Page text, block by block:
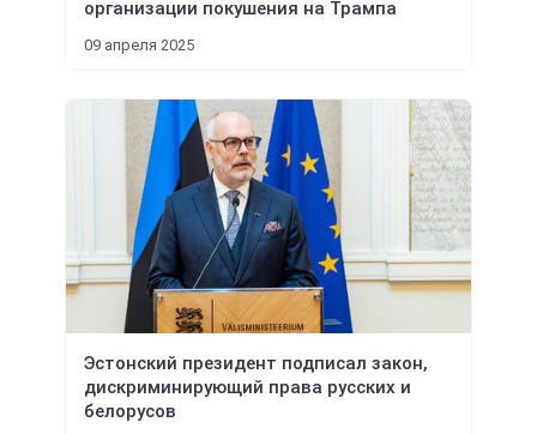
организации покушения на Трампа
09 апреля 2025
Эстонский президент подписал закон,
дискриминирующий права русских и
белорусов